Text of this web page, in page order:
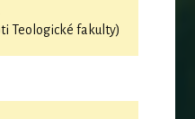
Teologické fakulty)